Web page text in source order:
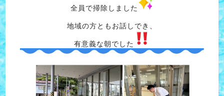
全員で掃除しました
地域の方ともお話しでき、
有意義な朝でした